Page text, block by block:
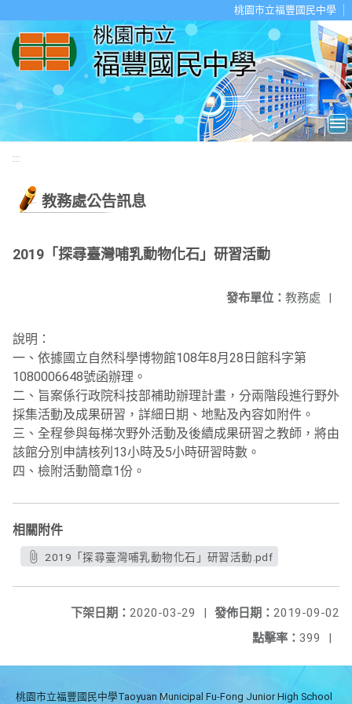
桃園市立福豐國民中學
:::
教務處公告訊息
2019「探尋臺灣哺乳動物化石」研習活動
發布單位： 教務處 |
說明：
一、依據國立自然科學博物館108年8月28日館科字第
1080006648號函辦理。
二、旨案係行政院科技部補助辦理計畫，分兩階段進行野外
採集活動及成果研習，詳細日期、地點及內容如附件。
三、全程參與每梯次野外活動及後續成果研習之教師，將由
該館分別申請核列13小時及5小時研習時數。
四、檢附活動簡章1份。
相關附件
2019「探尋臺灣哺乳動物化石」研習活動.pdf
發佈日期： 2019-09-02
下架日期： 2020-03-29
|
點擊率： 399 |
桃園市立福豐國民中學Taoyuan Municipal Fu-Fong Junior High School